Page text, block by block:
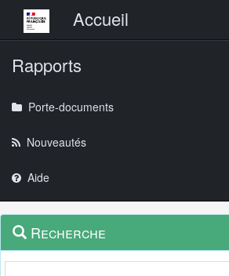
Menu principalAccueil
Rapports
Porte-documents
Nouveautés
Aide
Navigation
outils
Menu
contextuel
Recherche